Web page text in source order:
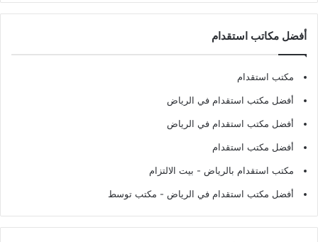
أفضل مكاتب استقدام
مكتب استقدام
أفضل مكتب استقدام في الرياض
أفضل مكتب استقدام في الرياض
أفضل مكتب استقدام
مكتب استقدام بالرياض - بيت الالتزام
أفضل مكتب استقدام في الرياض - مكتب توسط